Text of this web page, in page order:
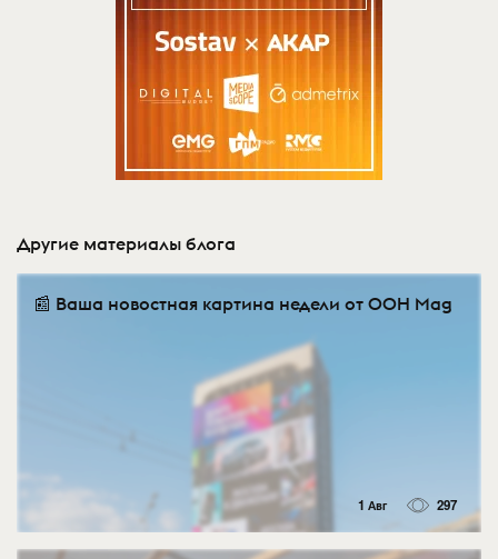
Другие материалы блога
📰 Ваша новостная картина недели от OOH Mag
1 Авг 297